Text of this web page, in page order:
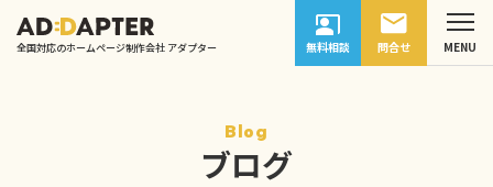
全国対応のホームページ制作会社 アダプター 無料相談 問合せ
Blog
ブログ